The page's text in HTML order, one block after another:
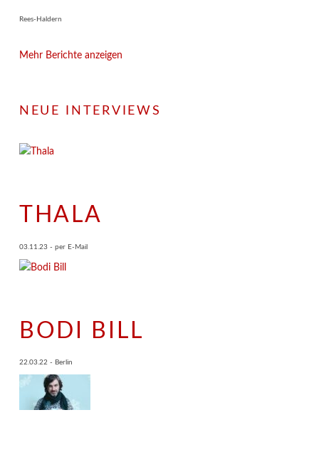
Rees-Haldern
Mehr Berichte anzeigen
NEUE INTERVIEWS
THALA
03.11.23 - per E-Mail
BODI BILL
22.03.22 - Berlin